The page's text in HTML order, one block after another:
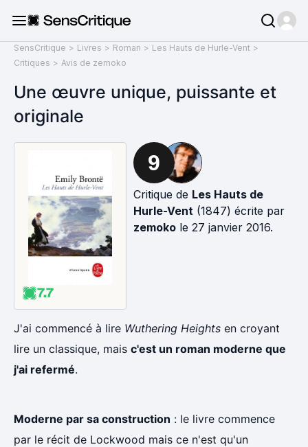
SensCritique > Livres > Roman > Les Hauts de Hurle-Vent >
Critiques > Avis de zemoko
Une œuvre unique, puissante et
originale
7.7
9
Critique de Les Hauts de
Hurle-Vent (1847) écrite par
zemoko le 27 janvier 2016.
J'ai commencé à lire Wuthering Heights en croyant
lire un classique, mais c'est un roman moderne que
j'ai refermé.
Moderne par sa construction : le livre commence
par le récit de Lockwood mais ce n'est qu'un